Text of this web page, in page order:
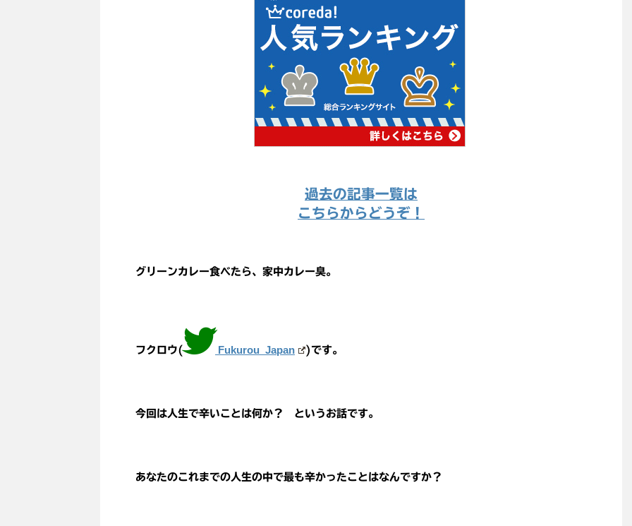
過去の記事一覧は
こちらからどうぞ！
グリーンカレー食べたら、家中カレー臭。
フクロウ( Fukurou_Japan )です。
今回は人生で辛いことは何か？ というお話です。
あなたのこれまでの人生の中で最も辛かったことはなんですか？